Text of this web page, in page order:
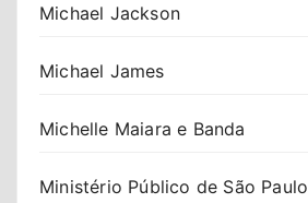
Michael Jackson
Michael James
Michelle Maiara e Banda
Ministério Público de São Paulo